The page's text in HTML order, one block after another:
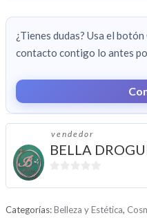
¿Tienes dudas? Usa el
contacto contigo lo antes
vendedor
BELLA
e
Categorías:Belleza y Estética,